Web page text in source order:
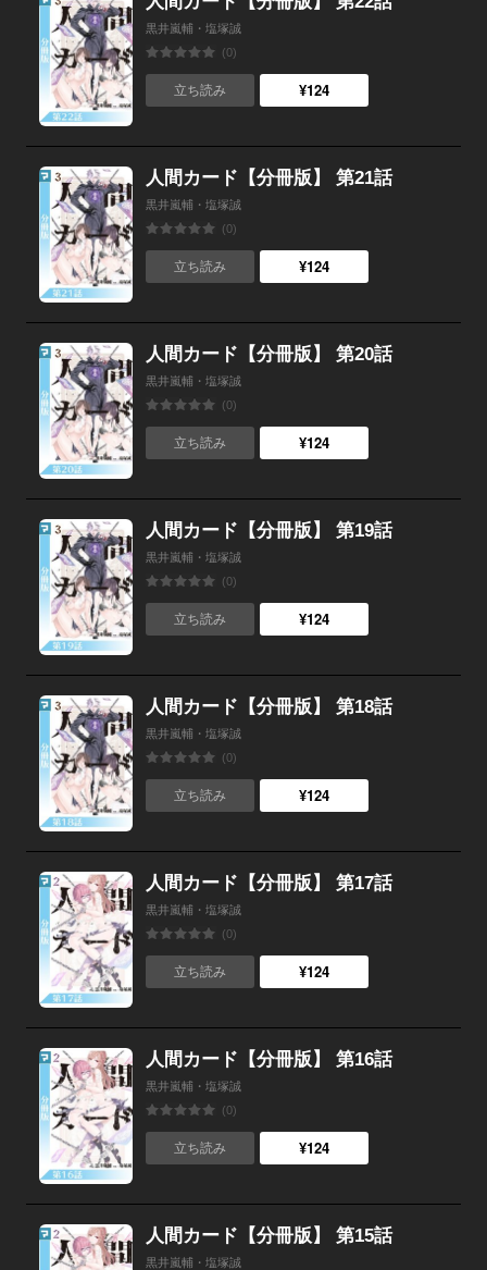
黒井嵐輔・塩塚誠
(0)
立ち読み ¥124
人間カード【分冊版】 第21話
黒井嵐輔・塩塚誠
(0)
立ち読み ¥124
人間カード【分冊版】 第20話
黒井嵐輔・塩塚誠
(0)
立ち読み ¥124
人間カード【分冊版】 第19話
黒井嵐輔・塩塚誠
(0)
立ち読み ¥124
人間カード【分冊版】 第18話
黒井嵐輔・塩塚誠
(0)
立ち読み ¥124
人間カード【分冊版】 第17話
黒井嵐輔・塩塚誠
(0)
立ち読み ¥124
人間カード【分冊版】 第16話
黒井嵐輔・塩塚誠
(0)
立ち読み ¥124
人間カード【分冊版】 第15話
黒井嵐輔・塩塚誠